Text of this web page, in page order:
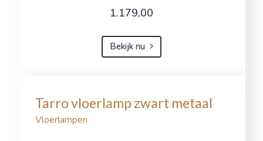
1.179,00
Bekijk nu
Tarro vloerlamp zwart metaal
Vloerlampen